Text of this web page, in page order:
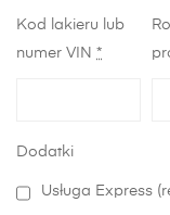
Kod lakieru lub
numer VIN *
Dodatki
Usługa Express